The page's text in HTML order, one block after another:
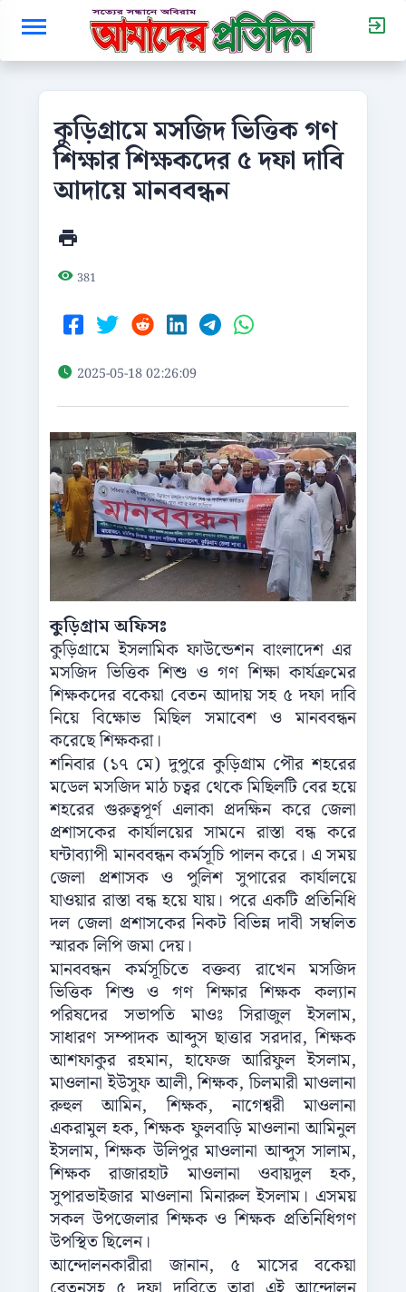
কুড়িগ্রামে মসজিদ ভিত্তিক গণ
শিক্ষার শিক্ষকদের ৫ দফা দাবি
আদায়ে মানববন্ধন
381
2025-05-18 02:26:09
কুড়িগ্রাম অফিসঃ
কুড়িগ্রামে ইসলামিক ফাউন্ডেশন বাংলাদেশ এর
মসজিদ ভিত্তিক শিশু ও গণ শিক্ষা কার্যক্রমের
শিক্ষকদের বকেয়া বেতন আদায় সহ ৫ দফা দাবি
নিয়ে বিক্ষোভ মিছিল সমাবেশ ও মানববন্ধন
করেছে শিক্ষকরা।
শনিবার (১৭ মে) দুপুরে কুড়িগ্রাম পৌর শহরের
মডেল মসজিদ মাঠ চত্বর থেকে মিছিলটি বের হয়ে
শহরের গুরুত্বপূর্ণ এলাকা প্রদক্ষিন করে জেলা
প্রশাসকের কার্যালয়ের সামনে রাস্তা বন্ধ করে
ঘন্টাব্যাপী মানববন্ধন কর্মসূচি পালন করে। এ সময়
জেলা প্রশাসক ও পুলিশ সুপারের কার্যালয়ে
যাওয়ার রাস্তা বন্ধ হয়ে যায়। পরে একটি প্রতিনিধি
দল জেলা প্রশাসকের নিকট বিভিন্ন দাবী সম্বলিত
স্মারক লিপি জমা দেয়।
মানববন্ধন কর্মসূচিতে বক্তব্য রাখেন মসজিদ
ভিত্তিক শিশু ও গণ শিক্ষার শিক্ষক কল্যান
পরিষদের সভাপতি মাওঃ সিরাজুল ইসলাম,
সাধারণ সম্পাদক আব্দুস ছাত্তার সরদার, শিক্ষক
আশফাকুর রহমান, হাফেজ আরিফুল ইসলাম,
মাওলানা ইউসুফ আলী, শিক্ষক, চিলমারী মাওলানা
রুহুল আমিন, শিক্ষক, নাগেশ্বরী মাওলানা
একরামুল হক, শিক্ষক ফুলবাড়ি মাওলানা আমিনুল
ইসলাম, শিক্ষক উলিপুর মাওলানা আব্দুস সালাম,
শিক্ষক রাজারহাট মাওলানা ওবায়দুল হক,
সুপারভাইজার মাওলানা মিনারুল ইসলাম। এসময়
সকল উপজেলার শিক্ষক ও শিক্ষক প্রতিনিধিগণ
উপস্থিত ছিলেন।
আন্দোলনকারীরা জানান, ৫ মাসের বকেয়া